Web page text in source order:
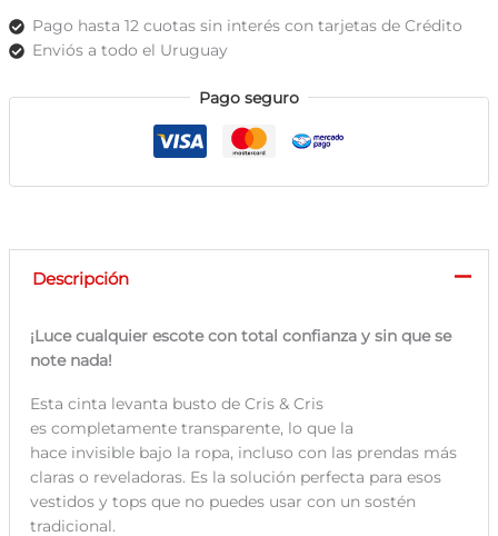
invisible
transparente
Pago hasta 12 cuotas sin interés con tarjetas de Crédito
Enviós a todo el Uruguay
Pago seguro
Descripción
¡Luce cualquier escote con total confianza y sin que se
note nada!
Esta cinta levanta busto de Cris & Cris
es completamente transparente, lo que la
hace invisiblebajo la ropa, incluso con las prendas más
claras o reveladoras. Es la solución perfecta para esos
vestidos y tops que no puedes usar con un sostén
tradicional.